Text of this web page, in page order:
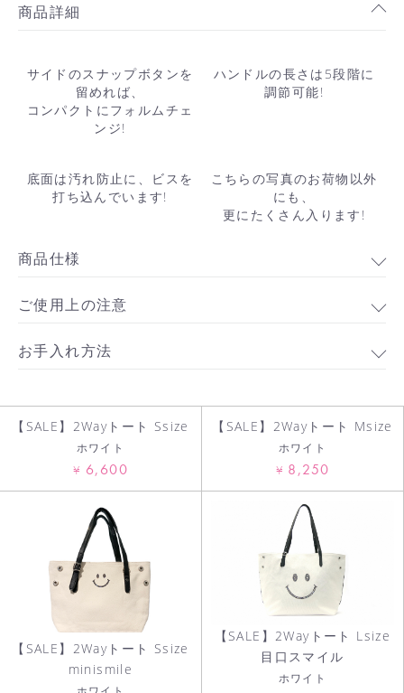
カートへ進む
商品詳細
サイドのスナップボタンを
留めれば、
コンパクトにフォルムチェ
ンジ!
ハンドルの長さは5段階に
調節可能!
底面は汚れ防止に、ビスを
打ち込んでいます!
こちらの写真のお荷物以外
にも、
更にたくさん入ります!
商品仕様
ご使用上の注意
お手入れ方法
【SALE】2Wayトート Ssize
ホワイト
¥ 6,600
【SALE】2Wayトート Msize
ホワイト
¥ 8,250
【SALE】2Wayトート Ssize
minismile
【SALE】2Wayトート Lsize
目口スマイル
ホワイト